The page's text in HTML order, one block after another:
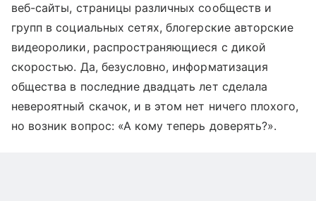
веб-сайты, страницы различных сообществ и
групп в социальных сетях, блогерские авторские
видеоролики, распространяющиеся с дикой
скоростью. Да, безусловно, информатизация
общества в последние двадцать лет сделала
невероятный скачок, и в этом нет ничего плохого,
но возник вопрос: «А кому теперь доверять?».